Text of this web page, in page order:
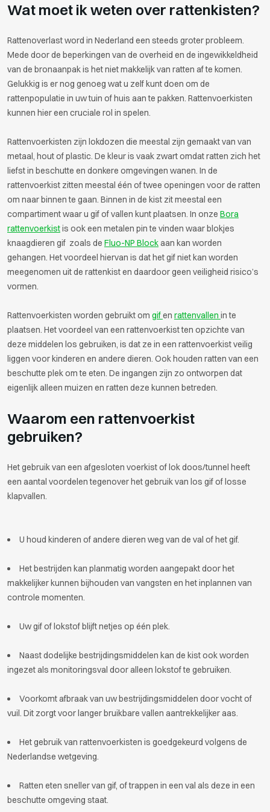
Wat moet ik weten over rattenkisten?
Rattenoverlast word in Nederland een steeds groter probleem.
Mede door de beperkingen van de overheid en de ingewikkeldheid
van de bronaanpak is het niet makkelijk van ratten af te komen.
Gelukkig is er nog genoeg wat u zelf kunt doen om de
rattenpopulatie in uw tuin of huis aan te pakken. Rattenvoerkisten
kunnen hier een cruciale rol in spelen.
Rattenvoerkisten zijn lokdozen die meestal zijn gemaakt van van
metaal, hout of plastic. De kleur is vaak zwart omdat ratten zich het
liefst in beschutte en donkere omgevingen wanen. In de
rattenvoerkist zitten meestal één of twee openingen voor de ratten
om naar binnen te gaan. Binnen in de kist zit meestal een
compartiment waar u gif of vallen kunt plaatsen. In onze Bora
rattenvoerkistis ook een metalen pin te vinden waar blokjes
knaagdieren gif zoals de Fluo-NP Blockaan kan worden
gehangen. Het voordeel hiervan is dat het gif niet kan worden
meegenomen uit de rattenkist en daardoor geen veiligheid risico’s
vormen.
Rattenvoerkisten worden gebruikt om gifen rattenvallen in te
plaatsen. Het voordeel van een rattenvoerkist ten opzichte van
deze middelen los gebruiken, is dat ze in een rattenvoerkist veilig
liggen voor kinderen en andere dieren. Ook houden ratten van een
beschutte plek om te eten. De ingangen zijn zo ontworpen dat
eigenlijk alleen muizen en ratten deze kunnen betreden.
Waarom een rattenvoerkist
gebruiken?
Het gebruik van een afgesloten voerkist of lok doos/tunnel heeft
een aantal voordelen tegenover het gebruik van los gif of losse
klapvallen.
U houd kinderen of andere dieren weg van de val of het gif.
Het bestrijden kan planmatig worden aangepakt door het
makkelijker kunnen bijhouden van vangsten en het inplannen van
controle momenten.
Uw gif of lokstof blijft netjes op één plek.
Naast dodelijke bestrijdingsmiddelen kan de kist ook worden
ingezet als monitoringsval door alleen lokstof te gebruiken.
Voorkomt afbraak van uw bestrijdingsmiddelen door vocht of
vuil. Dit zorgt voor langer bruikbare vallen aantrekkelijker aas.
Het gebruik van rattenvoerkisten is goedgekeurd volgens de
Nederlandse wetgeving.
Ratten eten sneller van gif, of trappen in een val als deze in een
beschutte omgeving staat.